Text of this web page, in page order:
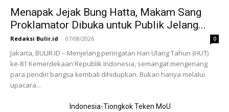
Menapak Jejak Bung Hatta, Makam Sang
Proklamator Dibuka untuk Publik Jelang...
Redaksi Bulir.id - 07/08/2026 0
Jakarta, BULIR.ID – Menjelang peringatan Hari Ulang Tahun (HUT)
ke-81 Kemerdekaan Republik Indonesia, semangat mengenang
para pendiri bangsa kembali dihidupkan. Bukan hanya melalui
upacara...
Indonesia-Tiongkok Teken MoU